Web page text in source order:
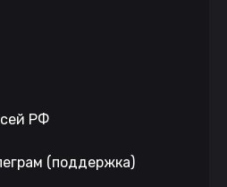
РФ
(поддержка)